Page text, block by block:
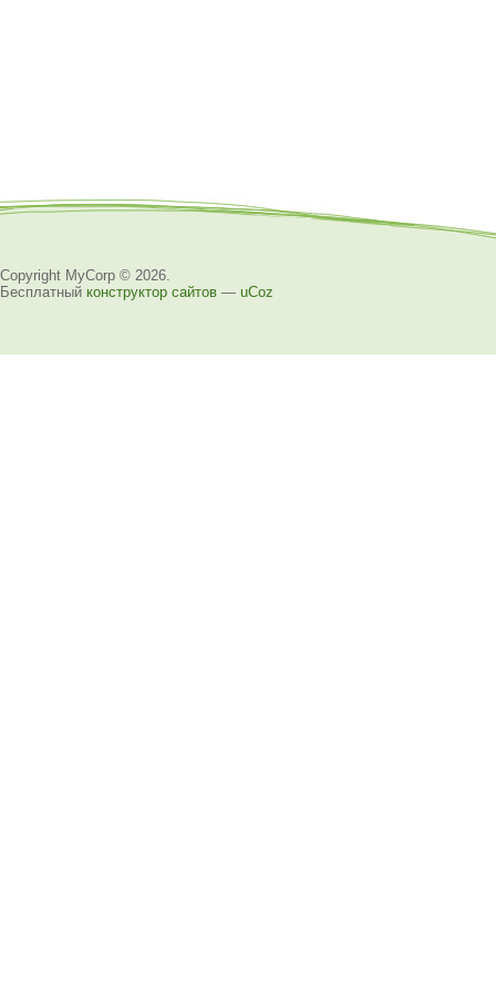
Copyright MyCorp © 2026
Бесплатный конструктор сайтов — uCoz